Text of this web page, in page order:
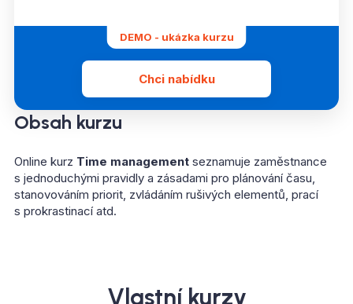
DEMO - ukázka kurzu
Chci nabídku
Obsah kurzu
Online kurz Time management seznamuje zaměstnance
s jednoduchými pravidly a zásadami pro plánování času,
stanovováním priorit, zvládáním rušivých elementů, prací
s prokrastinací atd.
Vlastní kurzy